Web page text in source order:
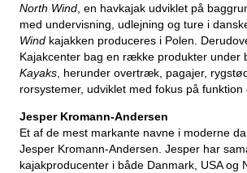
North Wind , en havkajak udviklet på
med undervisning, udlejning og ture i
Wind kajakken produceres i Polen.
Kajakcenter bag en række produkter under
Kayaks , herunder overtræk, pagajer,
rorsystemer, udviklet med fokus på funktion
Jesper Kromann-Andersen
Et af de mest markante navne i moderne
Jesper Kromann-Andersen . Jesper har
kajakproducenter i både Danmark, USA og